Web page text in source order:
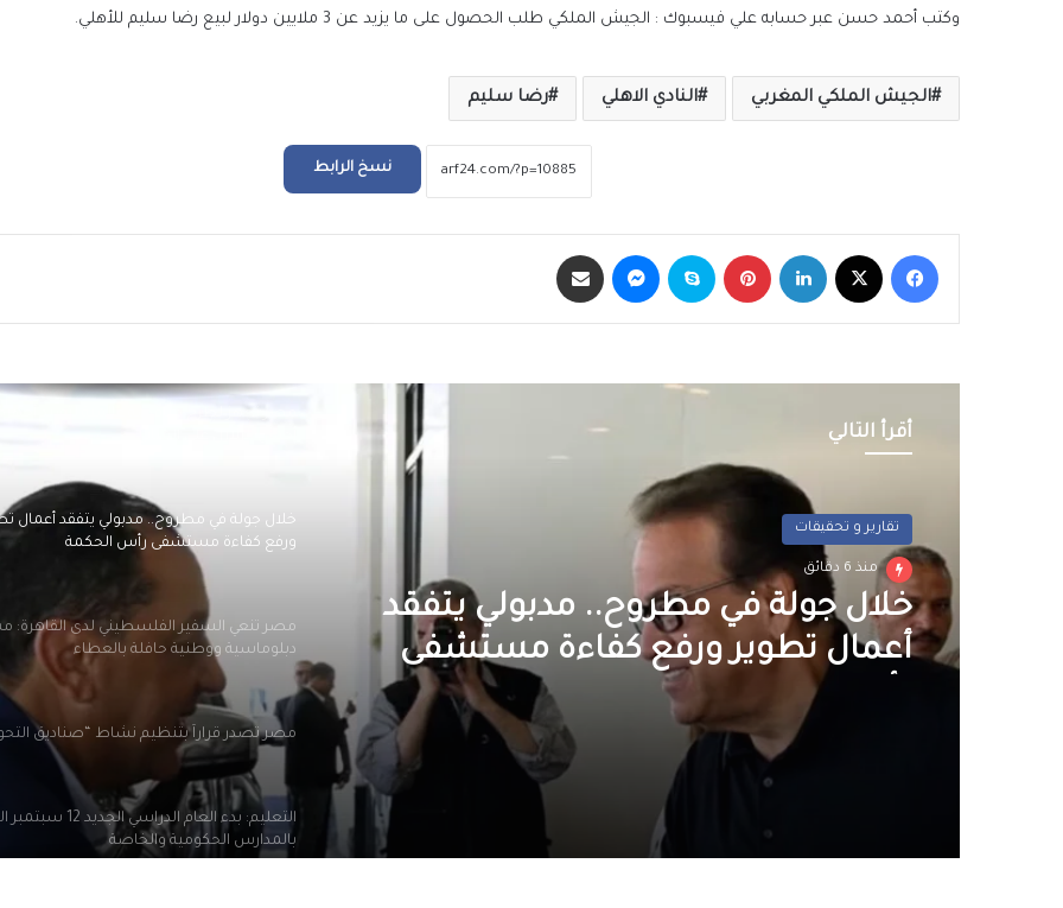
وكتب أحمد حسن عبر حسابه علي فيسبوك : الجيش الملكي طلب الحصول على ما يزيد عن 3 ملايين دولار لبيع رضا سليم للأهلي.
الجيش الملكي المغربي النادي الاهلي رضا سليم
نسخ الرابط
فيسبوك لينكدإن بينتيريست سكايب ماسنجر
أقرأ التالي
تقارير و تحقيقات
منذ 6 دقائق
خلال جولة في مطروح.. مدبولي يتفقد
أعمال تطوير ورفع كفاءة مستشفى
رأس الحكمة
229 ألف شكوى وطلب في يوليو.. “مدبولي”
بسرعة الاستجابة لشكاوى المواطنين
خلال جولة في مطروح.. مدبولي يتفقد أعمال
ورفع كفاءة مستشفى رأس الحكمة
مصر تنعي السفير الفلسطيني لدى القاهرة:
دبلوماسية ووطنية حافلة بالعطاء
مصر تصدر قراراً بتنظيم نشاط “صناديق
التعليم: بدء العام الدراسي
بالمدارس الحكومية والخاصة